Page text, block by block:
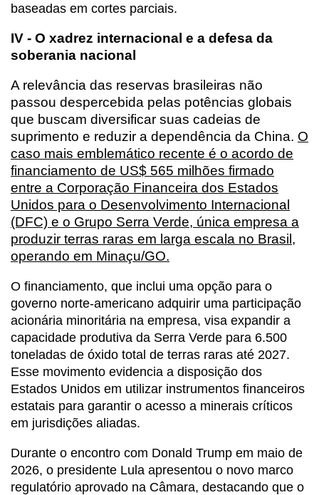
baseadas em cortes parciais.
IV - O xadrez internacional e a defesa da
soberania nacional
A relevância das reservas brasileiras não
passou despercebida pelas potências globais
que buscam diversificar suas cadeias de
suprimento e reduzir a dependência da China. O
caso mais emblemático recente é o acordo de
financiamento de US$ 565 milhões firmado
entre a Corporação Financeira dos Estados
Unidos para o Desenvolvimento Internacional
(DFC) e o Grupo Serra Verde, única empresa a
produzir terras raras em larga escala no Brasil,
operando em Minaçu/GO.
O financiamento, que inclui uma opção para o
governo norte-americano adquirir uma participação
acionária minoritária na empresa, visa expandir a
capacidade produtiva da Serra Verde para 6.500
toneladas de óxido total de terras raras até 2027.
Esse movimento evidencia a disposição dos
Estados Unidos em utilizar instrumentos financeiros
estatais para garantir o acesso a minerais críticos
em jurisdições aliadas.
Durante o encontro com Donald Trump em maio de
2026, o presidente Lula apresentou o novo marco
regulatório aprovado na Câmara, destacando que o